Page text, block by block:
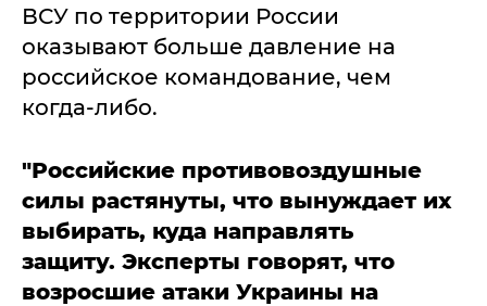
ВСУ по территории России
оказывают больше давление на
российское командование, чем
когда-либо.
"Российские противовоздушные
силы растянуты, что вынуждает их
выбирать, куда направлять
защиту. Эксперты говорят, что
возросшие атаки Украины на